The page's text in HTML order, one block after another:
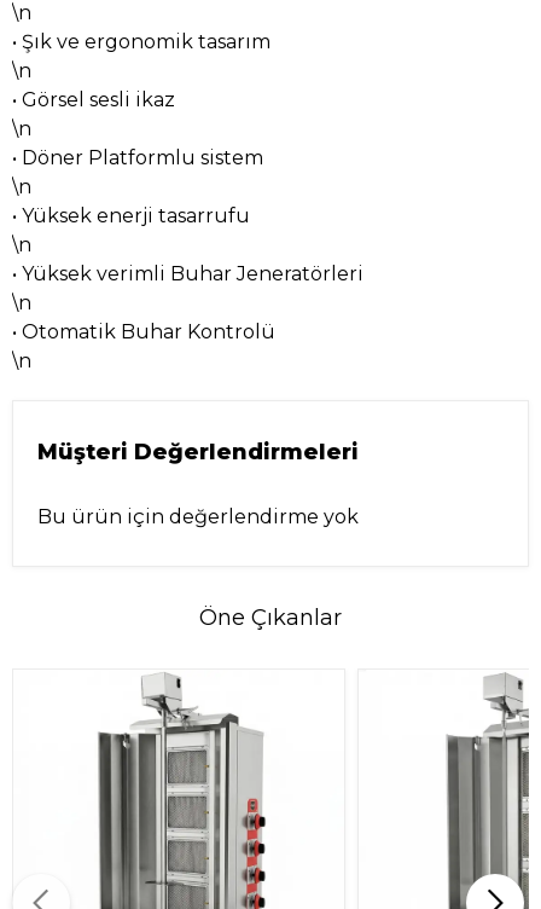
\n
• Şık ve ergonomik tasarım
\n
• Görsel sesli ikaz
\n
• Döner Platformlu sistem
\n
• Yüksek enerji tasarrufu
\n
• Yüksek verimli Buhar Jeneratörleri
\n
• Otomatik Buhar Kontrolü
\n
Müşteri Değerlendirmeleri
Bu ürün için değerlendirme yok
Öne Çıkanlar